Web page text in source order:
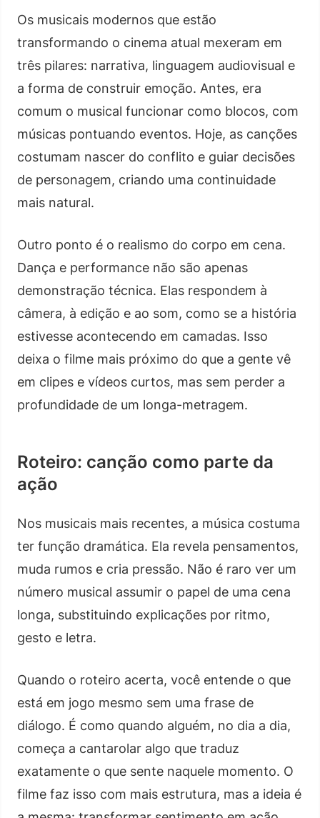
Os musicais modernos que estão
transformando o cinema atual mexeram em
três pilares: narrativa, linguagem audiovisual e
a forma de construir emoção. Antes, era
comum o musical funcionar como blocos, com
músicas pontuando eventos. Hoje, as canções
costumam nascer do conflito e guiar decisões
de personagem, criando uma continuidade
mais natural.
Outro ponto é o realismo do corpo em cena.
Dança e performance não são apenas
demonstração técnica. Elas respondem à
câmera, à edição e ao som, como se a história
estivesse acontecendo em camadas. Isso
deixa o filme mais próximo do que a gente vê
em clipes e vídeos curtos, mas sem perder a
profundidade de um longa-metragem.
Roteiro: canção como parte da
ação
Nos musicais mais recentes, a música costuma
ter função dramática. Ela revela pensamentos,
muda rumos e cria pressão. Não é raro ver um
número musical assumir o papel de uma cena
longa, substituindo explicações por ritmo,
gesto e letra.
Quando o roteiro acerta, você entende o que
está em jogo mesmo sem uma frase de
diálogo. É como quando alguém, no dia a dia,
começa a cantarolar algo que traduz
exatamente o que sente naquele momento. O
filme faz isso com mais estrutura, mas a ideia é